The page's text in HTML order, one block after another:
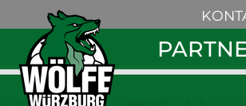
Navigation
Search